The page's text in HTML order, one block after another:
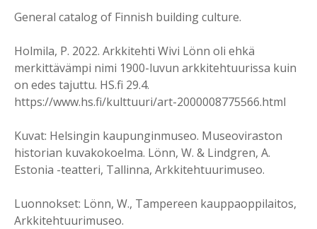
General catalog of Finnish building culture.
Holmila, P. 2022. Arkkitehti Wivi Lönn oli ehkä
merkittävämpi nimi 1900-luvun arkkitehtuurissa kuin
on edes tajuttu. HS.fi 29.4.
https://www.hs.fi/kulttuuri/art-2000008775566.html
Kuvat: Helsingin kaupunginmuseo. Museoviraston
historian kuvakokoelma. Lönn, W. & Lindgren, A.
Estonia -teatteri, Tallinna, Arkkitehtuurimuseo.
Luonnokset: Lönn, W., Tampereen kauppaoppilaitos,
Arkkitehtuurimuseo.